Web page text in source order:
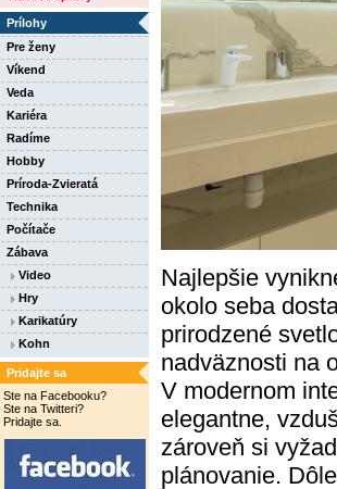
Prílohy
Pre ženy
Víkend
Veda
Kariéra
Radíme
Hobby
Príroda-Zvieratá
Technika
Počítače
Zábava
Video
Hry
Karikatúry
Kohn
Pridajte sa
Ste na Facebooku?
Ste na Twitteri?
Pridajte sa.
Najlepšie
okolo seba
prirodzené
nadväznosti na
V modernom
elegantne,
zároveň si
plánovanie.